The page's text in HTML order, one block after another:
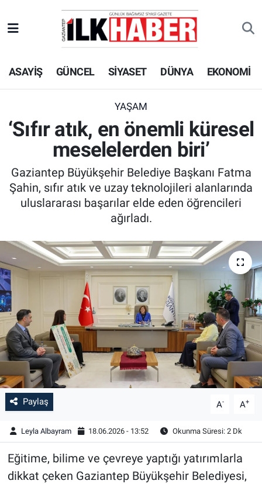
ASAYİŞ GÜNCEL SİYASET DÜNYA EKONOMİ
YAŞAM
‘Sıfır atık, en önemli küresel
meselelerden biri’
Gaziantep Büyükşehir Belediye Başkanı Fatma
Şahin, sıfır atık ve uzay teknolojileri alanlarında
uluslararası başarılar elde eden öğrencileri
ağırladı.
Paylaş A- A+
Leyla Albayram 18.06.2026 - 13:52 Okunma Süresi: 2 Dk
Eğitime, bilime ve çevreye yaptığı yatırımlarla
dikkat çeken Gaziantep Büyükşehir Belediyesi,
EKONOMİ
SİYASET
SPOR
ASAYİŞ
KÜLTÜR - SANAT
Beyoğlu Hava Durumu
Beyoğlu Trafik Yoğunluk Haritası
Süper Lig Puan Durumu ve Fikstür
Tüm Manşetler
Haber Arşivi